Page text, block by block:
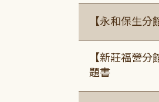
【永和保生
【新莊福營
題書